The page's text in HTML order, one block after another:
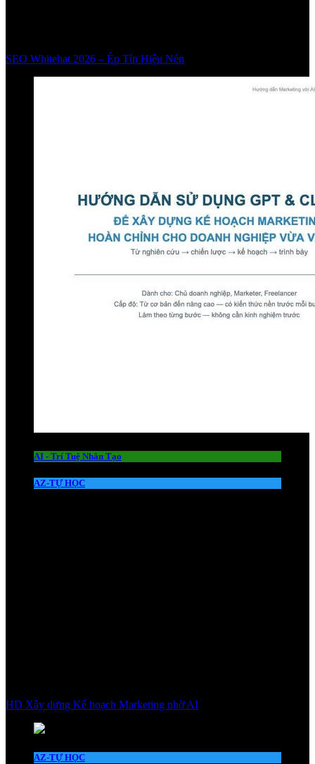
SEO Whitehat 2026 – Ép Tín Hiệu Nén
AI - Trí Tuệ Nhân Tạo
AZ-TỰ HỌC
HD Xây dựng Kế hoạch Marketing nhờ AI
AZ-TỰ HỌC